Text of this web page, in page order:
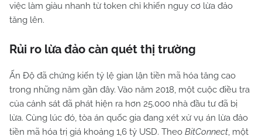
việc làm giàu nhanh từ token chỉ khiến nguy cơ lừa đảo
tăng lên.
Rủi ro lừa đảo càn quét thị trường
Ấn Độ đã chứng kiến ​​​​tỷ lệ gian lận tiền mã hóa tăng cao
trong những năm gần đây. Vào năm 2018, một cuộc điều tra
của cảnh sát đã phát hiện ra hơn 25.000 nhà đầu tư đã bị
lừa. Cùng lúc đó, tòa án quốc gia đang xét xử vụ án lừa đảo
tiền mã hóa trị giá khoảng 1,6 tỷ USD. Theo BitConnect, một